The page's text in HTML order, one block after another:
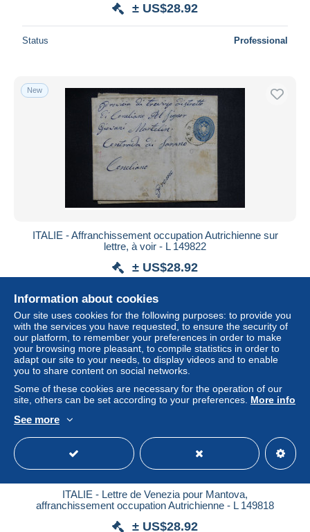
± US$28.92
Status Professional
New
ITALIE - Affranchissement occupation Autrichienne sur
lettre, à voir - L 149822
± US$28.92
Status
New
ITALIE - Lettre de Venezia pour Mantova,
affranchissement occupation Autrichienne - L 149818
± US$28.92
Information about cookies
Our site uses cookies for the following purposes: to provide you
with the services you have requested, to ensure the security of
our platform, to remember your preferences in order to make
your browsing more pleasant, to compile statistics in order to
adapt our site to your needs, to display videos and to enable
you to share content on social networks.
Some of these cookies are necessary for the operation of our
site, others can be set according to your preferences. More info
See more